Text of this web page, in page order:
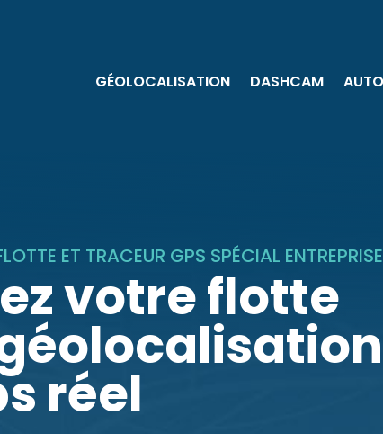
GÉOLOCALISATION DASHCAM
ET TRACEUR GPS SPÉCIAL ENTREPRISE
votre flotte
réel